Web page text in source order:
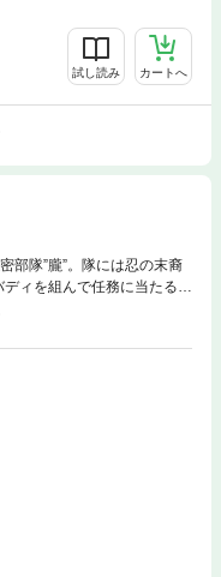
試し読み カートへ
部隊”朧”。隊には忍の末裔
ィを組んで任務に当たる
は実行役」というルール無
ラを募らせる…。しかも、
らなくて!? ある日、発情
を切り裂き、都市の平和を